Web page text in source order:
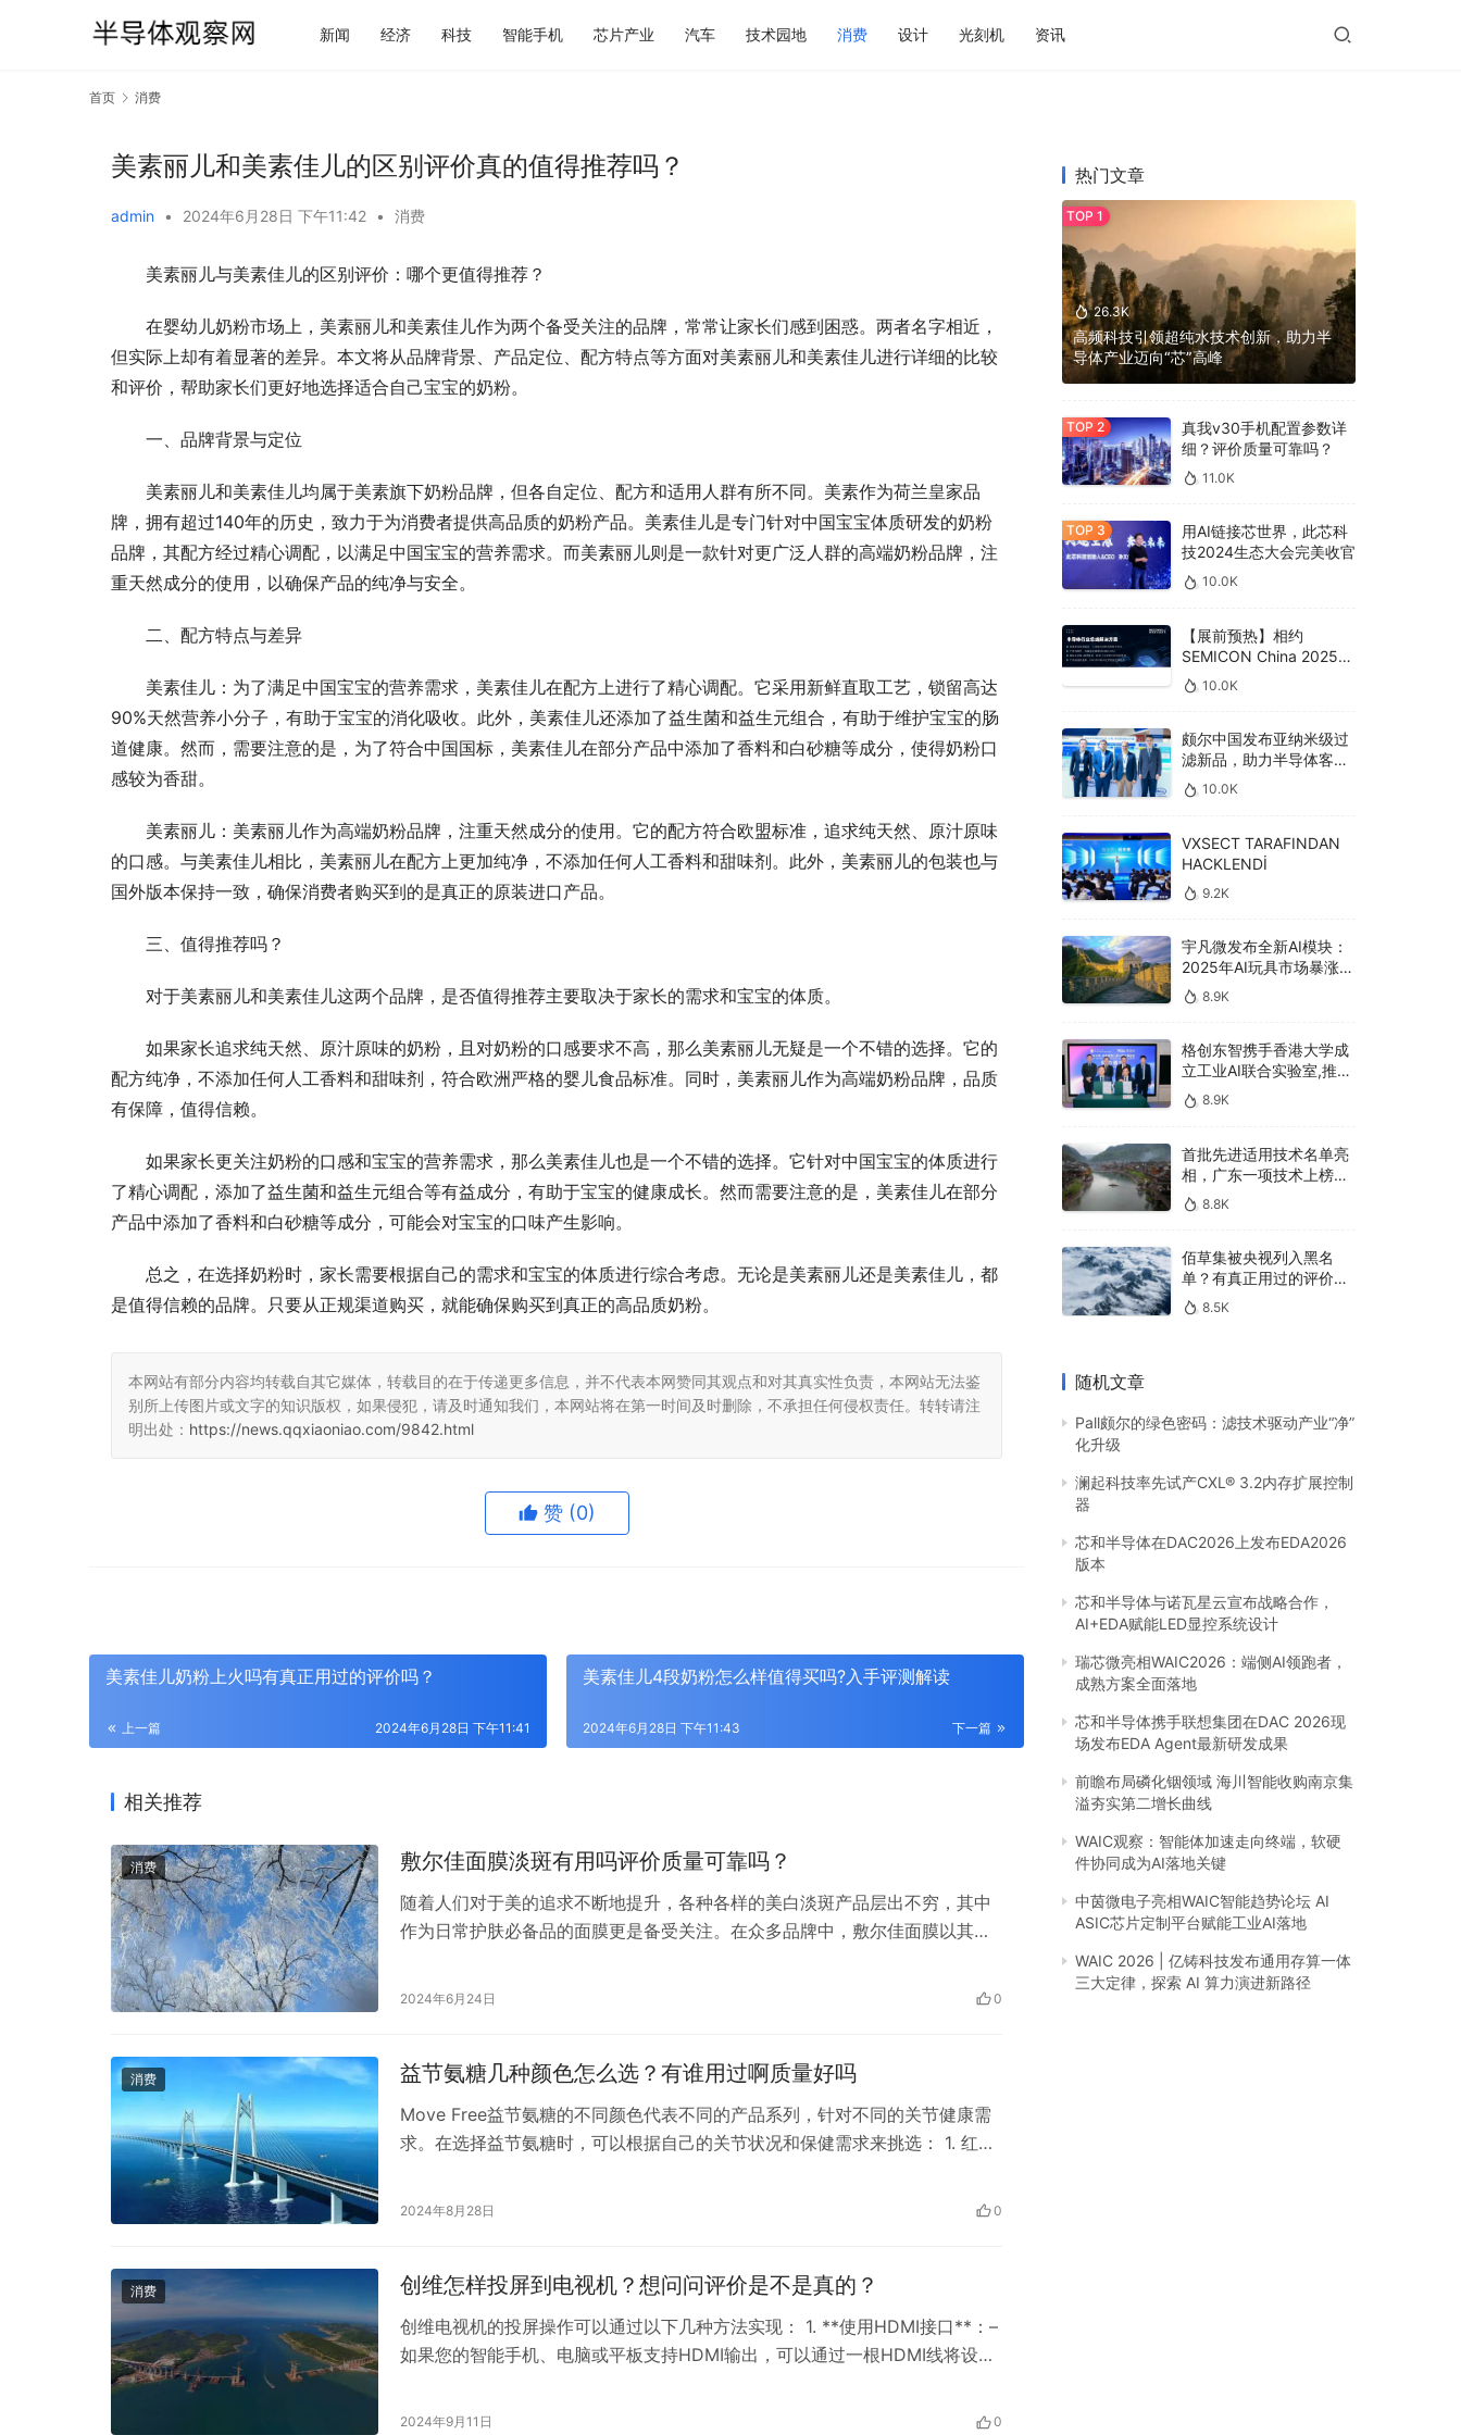
新闻 经济 科技 智能手机 芯片产业 汽车 技术园地 消费 设计 光刻机 资讯
首页 消费
美素丽儿和美素佳儿的区别评价真的值得推荐吗？
admin • 2024年6月28日 下午11:42 • 消费
美素丽儿与美素佳儿的区别评价：哪个更值得推荐？
在婴幼儿奶粉市场上，美素丽儿和美素佳儿作为两个备受关注的品牌，常常让家长们感到困惑。两者名字相近，
但实际上却有着显著的差异。本文将从品牌背景、产品定位、配方特点等方面对美素丽儿和美素佳儿进行详细的比较
和评价，帮助家长们更好地选择适合自己宝宝的奶粉。
一、品牌背景与定位
美素丽儿和美素佳儿均属于美素旗下奶粉品牌，但各自定位、配方和适用人群有所不同。美素作为荷兰皇家品
牌，拥有超过140年的历史，致力于为消费者提供高品质的奶粉产品。美素佳儿是专门针对中国宝宝体质研发的奶粉
品牌，其配方经过精心调配，以满足中国宝宝的营养需求。而美素丽儿则是一款针对更广泛人群的高端奶粉品牌，注
重天然成分的使用，以确保产品的纯净与安全。
二、配方特点与差异
美素佳儿：为了满足中国宝宝的营养需求，美素佳儿在配方上进行了精心调配。它采用新鲜直取工艺，锁留高达
90%天然营养小分子，有助于宝宝的消化吸收。此外，美素佳儿还添加了益生菌和益生元组合，有助于维护宝宝的肠
道健康。然而，需要注意的是，为了符合中国国标，美素佳儿在部分产品中添加了香料和白砂糖等成分，使得奶粉口
感较为香甜。
美素丽儿：美素丽儿作为高端奶粉品牌，注重天然成分的使用。它的配方符合欧盟标准，追求纯天然、原汁原味
的口感。与美素佳儿相比，美素丽儿在配方上更加纯净，不添加任何人工香料和甜味剂。此外，美素丽儿的包装也与
国外版本保持一致，确保消费者购买到的是真正的原装进口产品。
三、值得推荐吗？
对于美素丽儿和美素佳儿这两个品牌，是否值得推荐主要取决于家长的需求和宝宝的体质。
如果家长追求纯天然、原汁原味的奶粉，且对奶粉的口感要求不高，那么美素丽儿无疑是一个不错的选择。它的
配方纯净，不添加任何人工香料和甜味剂，符合欧洲严格的婴儿食品标准。同时，美素丽儿作为高端奶粉品牌，品质
有保障，值得信赖。
如果家长更关注奶粉的口感和宝宝的营养需求，那么美素佳儿也是一个不错的选择。它针对中国宝宝的体质进行
了精心调配，添加了益生菌和益生元组合等有益成分，有助于宝宝的健康成长。然而需要注意的是，美素佳儿在部分
产品中添加了香料和白砂糖等成分，可能会对宝宝的口味产生影响。
总之，在选择奶粉时，家长需要根据自己的需求和宝宝的体质进行综合考虑。无论是美素丽儿还是美素佳儿，都
是值得信赖的品牌。只要从正规渠道购买，就能确保购买到真正的高品质奶粉。
本网站有部分内容均转载自其它媒体，转载目的在于传递更多信息，并不代表本网赞同其观点和对其真实性负责，本网站无法鉴
别所上传图片或文字的知识版权，如果侵犯，请及时通知我们，本网站将在第一时间及时删除，不承担任何侵权责任。转转请注
明出处： https://news.qqxiaoniao.com/9842.html
赞 (0)
美素佳儿奶粉上火吗有真正用过的评价吗？
上一篇 2024年6月28日 下午11:41
美素佳儿4段奶粉怎么样值得买吗?入手评测解读
下一篇
2024年6月28日 下午11:43
相关推荐
消费 敷尔佳面膜淡斑有用吗评价质量可靠吗？
随着人们对于美的追求不断地提升，各种各样的美白淡斑产品层出不穷，其中
作为日常护肤必备品的面膜更是备受关注。在众多品牌中，敷尔佳面膜以其独
尔佳面膜在淡斑方面究竟有怎样的效果呢？其质量可靠性又是否值得信赖呢？
2024年6月24日 0
消费 益节氨糖几种颜色怎么选？有谁用过啊质量好吗
Move Free益节氨糖的不同颜色代表不同的产品系列，针对不同的关节健康需
求。在选择益节氨糖时，可以根据自己的关节状况和保健需求来挑选： 1. 红
保养，维护关节健康。 2. 绿瓶：在红瓶基础上，增加MSM成分，可以有效减
2024年8月28日 0
消费 创维怎样投屏到电视机？想问问评价是不是真的？
创维电视机的投屏操作可以通过以下几种方法实现： 1. **使用HDMI接口**：–
如果您的智能手机、电脑或平板支持HDMI输出，可以通过一根HDMI线将设备
切换到相应的HDMI输入源即可。 2. **使用Miracast无线连接**：– 确保您
2024年9月11日 0
热门文章
26.3K
高频科技引领超纯水技术创新，助力半
导体产业迈向“芯”高峰
真我v30手机配置参数详
细？评价质量可靠吗？
11.0K
用AI链接芯世界，此芯科
技2024生态大会完美收官
10.0K
【展前预热】相约
SEMICON China 2025，
德克威尔总线解决方案革
新助力半导体设备高效升
10.0K
颇尔中国发布亚纳米级过
滤新品，助力半导体客户
良率提升
10.0K
VXSECT TARAFINDAN
HACKLENDİ
9.2K
宇凡微发布全新AI模块：
2025年AI玩具市场暴涨
400亿，90%传统厂商的
生死战即将打响
8.9K
格创东智携手香港大学成
立工业AI联合实验室,推进
AMHS智能物料搬运调度
系统研发
8.9K
首批先进适用技术名单亮
相，广东一项技术上榜，
有何独特之处？
8.8K
佰草集被央视列入黑名
单？有真正用过的评价
吗？8.5K
随机文章
Pall颇尔的绿色密码：滤技术驱动产业“净”
化升级
澜起科技率先试产CXL® 3.2内存扩展控制
器
芯和半导体在DAC2026上发布EDA2026
版本
芯和半导体与诺瓦星云宣布战略合作，
AI+EDA赋能LED显控系统设计
瑞芯微亮相WAIC2026：端侧AI领跑者，
成熟方案全面落地
芯和半导体携手联想集团在DAC 2026现
场发布EDA Agent最新研发成果
前瞻布局磷化铟领域 海川智能收购南京集
溢夯实第二增长曲线
WAIC观察：智能体加速走向终端，软硬
件协同成为AI落地关键
中茵微电子亮相WAIC智能趋势论坛 AI
ASIC芯片定制平台赋能工业AI落地
WAIC 2026 | 亿铸科技发布通用存算一体
三大定律，探索 AI 算力演进新路径